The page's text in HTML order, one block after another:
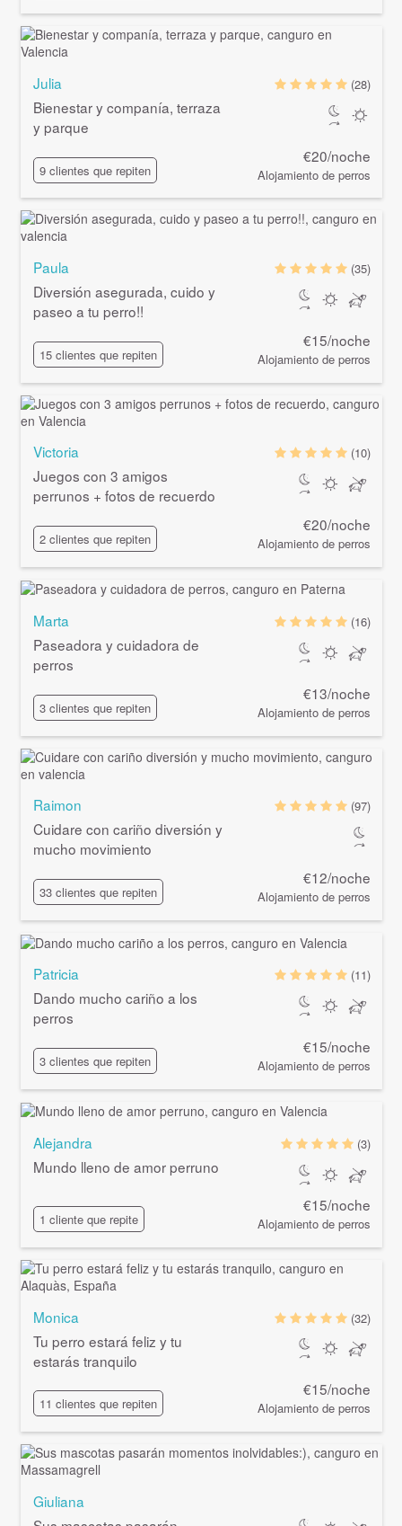
Julia
Bienestar y companía, terraza
y parque
9 clientes que repiten
(28)
€20/noche
Alojamiento de perros
Paula
Diversión asegurada, cuido y
paseo a tu perro!!
15 clientes que repiten
(35)
€15/noche
Alojamiento de perros
Victoria
Juegos con 3 amigos
perrunos + fotos de recuerdo
2 clientes que repiten
(10)
€20/noche
Alojamiento de perros
Marta
Paseadora y cuidadora de
perros
3 clientes que repiten
(16)
€13/noche
Alojamiento de perros
Raimon
Cuidare con cariño diversión y
mucho movimiento
33 clientes que repiten
(97)
€12/noche
Alojamiento de perros
Patricia
Dando mucho cariño a los
perros
3 clientes que repiten
(11)
€15/noche
Alojamiento de perros
Alejandra
Mundo lleno de amor perruno
1 cliente que repite
(3)
€15/noche
Alojamiento de perros
Monica
Tu perro estará feliz y tu
estarás tranquilo
11 clientes que repiten
(32)
€15/noche
Alojamiento de perros
Giuliana